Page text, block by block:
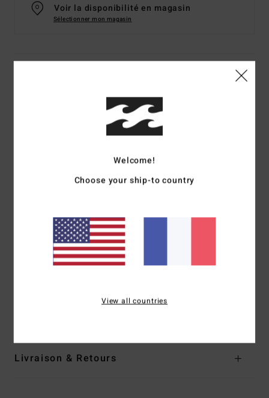
Voir la disponibilité en magasin
Sélectionner mon magasin
Casquette Vert Homme
Code couleur
Adventure Division
100% polyester recyclé
profil bas
Visière :Semi incurvée
Fermeture :fermeture strapback réglable
Logotage :Broderie centrée sur la couronne avant
Livraison & Retours
Welcome!
Choose your ship-to country
View all countries